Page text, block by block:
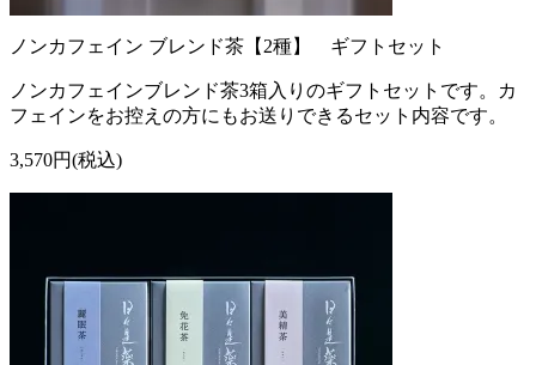
ノンカフェイン ブレンド茶【2種】 ギフトセット
ノンカフェインブレンド茶3箱入りのギフトセットです。カ
フェインをお控えの方にもお送りできるセット内容です。
3,570円(税込)